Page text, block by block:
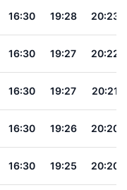
16:30 19:28 20:23
16:30 19:27 20:22
16:30 19:27 20:21
16:30 19:26 20:20
16:30 19:25 20:20